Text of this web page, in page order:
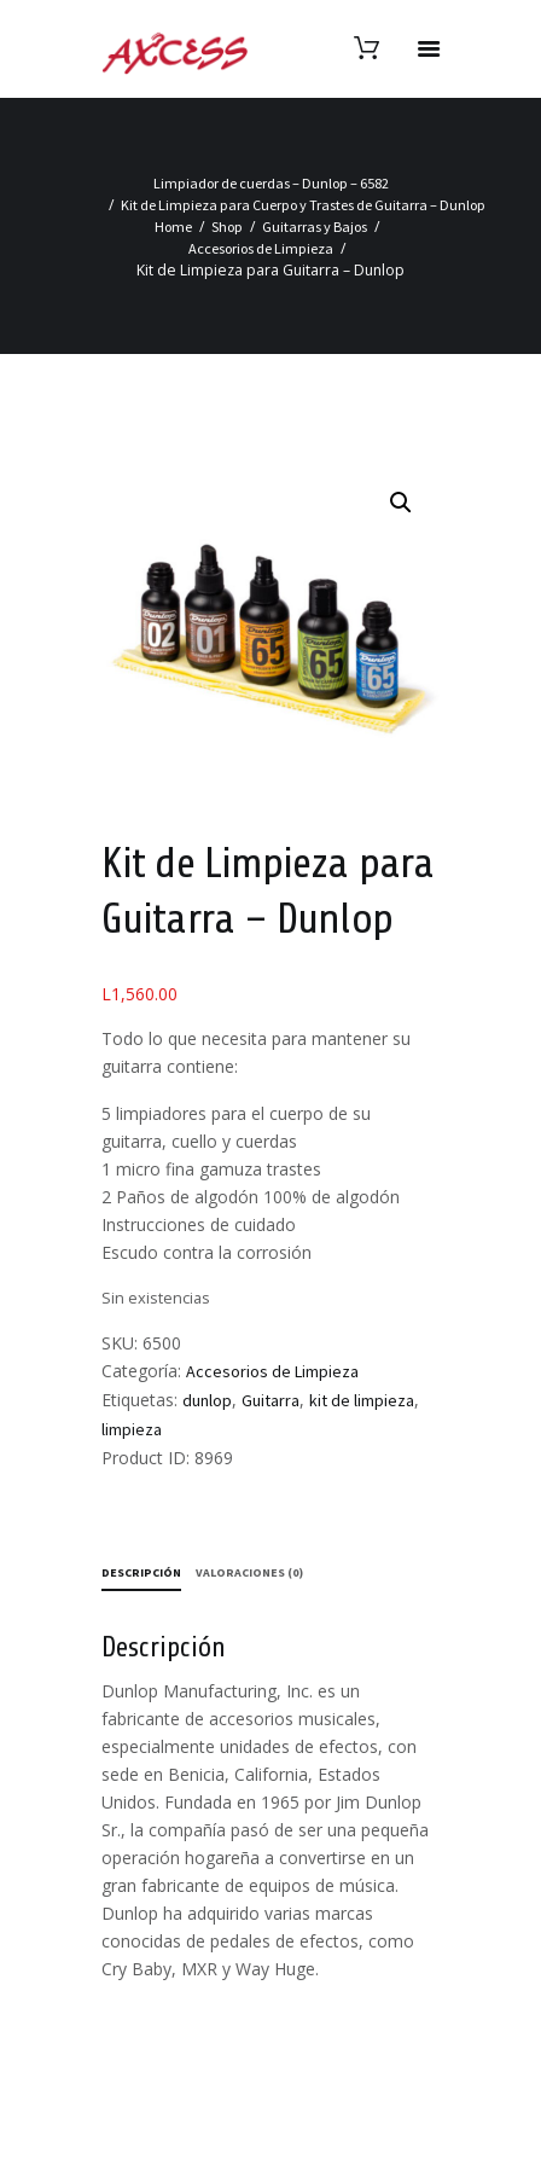
Limpiador de cuerdas – Dunlop – 6582
Kit de Limpieza para Cuerpo y Trastes de Guitarra – Dunlop
Home
Shop
Guitarras y Bajos
Accesorios de Limpieza
Kit de Limpieza para Guitarra – Dunlop
Kit de Limpieza para
Guitarra – Dunlop
L1,560.00
Todo lo que necesita para mantener su
guitarra contiene:
5 limpiadores para el cuerpo de su
guitarra, cuello y cuerdas
1 micro fina gamuza trastes
2 Paños de algodón 100% de algodón
Instrucciones de cuidado
Escudo contra la corrosión
Sin existencias
SKU: 6500
Categoría: Accesorios de Limpieza
Etiquetas: dunlop, Guitarra, kit de limpieza,
limpieza
Product ID: 8969
DESCRIPCIÓN VALORACIONES (0)
Descripción
Dunlop Manufacturing, Inc. es un
fabricante de accesorios musicales,
especialmente unidades de efectos, con
sede en Benicia, California, Estados
Unidos. Fundada en 1965 por Jim Dunlop
Sr., la compañía pasó de ser una pequeña
operación hogareña a convertirse en un
gran fabricante de equipos de música.
Dunlop ha adquirido varias marcas
conocidas de pedales de efectos, como
Cry Baby, MXR y Way Huge.